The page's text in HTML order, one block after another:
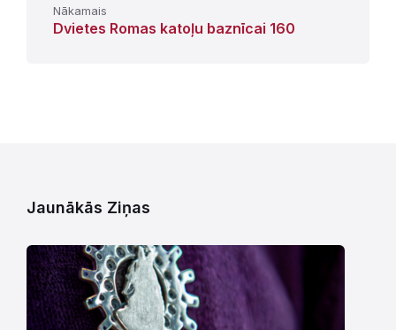
Nākamais
Dvietes Romas katoļu baznīcai 160
Jaunākās Ziņas